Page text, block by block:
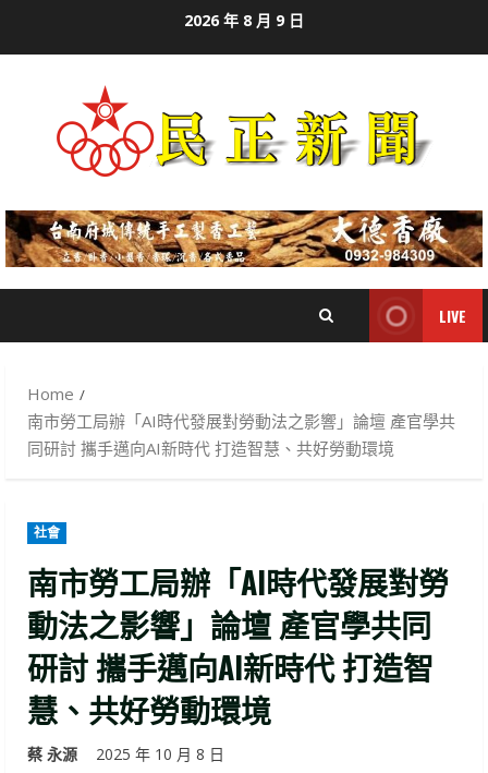
2026 年 8 月 9 日
LIVE
Home
南市勞工局辦「AI時代發展對勞動法之影響」論壇 產官學共
同研討 攜手邁向AI新時代 打造智慧、共好勞動環境
社會
南市勞工局辦「AI時代發展對勞
動法之影響」論壇 產官學共同
研討 攜手邁向AI新時代 打造智
慧、共好勞動環境
蔡 永源 2025 年 10 月 8 日